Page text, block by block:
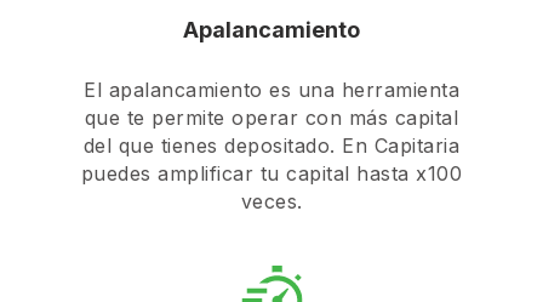
Apalancamiento
El apalancamiento es una herramienta
que te permite operar con más capital
del que tienes depositado. En Capitaria
puedes amplificar tu capital hasta x100
veces.